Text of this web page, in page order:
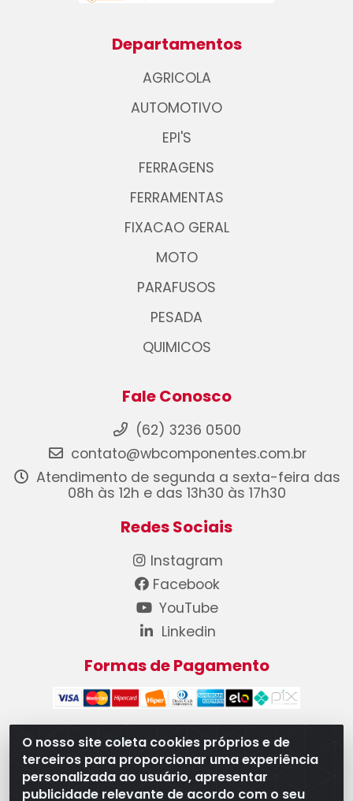
O nosso site coleta cookies próprios e de
terceiros para proporcionar uma experiência
personalizada ao usuário, apresentar
publicidade relevante de acordo com o seu
Departamentos
AGRICOLA
AUTOMOTIVO
EPI'S
FERRAGENS
FERRAMENTAS
FIXACAO GERAL
MOTO
PARAFUSOS
PESADA
QUIMICOS
Fale Conosco
(62) 3236 0500
contato@wbcomponentes.com.br
Atendimento de segunda a sexta-feira das
08h às 12h e das 13h30 às 17h30
Redes Sociais
Instagram
Facebook
YouTube
Linkedin
Formas de Pagamento
WB Componentes Automotivos LTDA - CNPJ
08.528.393/0001-12 - Rua do Níquel, 667 - Parque
Oeste Industrial, Goiânia/GO - CEP 74375-660